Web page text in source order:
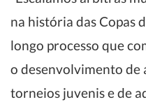
na história das Copas
longo processo que
o desenvolvimento de
torneios juvenis e de